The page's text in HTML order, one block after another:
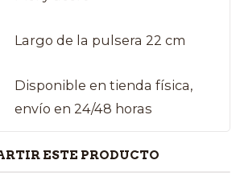
Largo de la pulsera 22 cm
Disponible en tienda física,
envío en 24/48 horas
ESTE PRODUCTO